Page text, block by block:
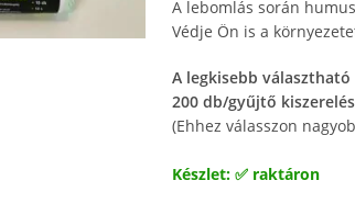
A lebomlás során
Védje Ön is a
A legkisebb
200 db/gyűjtő
(Ehhez válasszon
Készlet: ✅ raktáron